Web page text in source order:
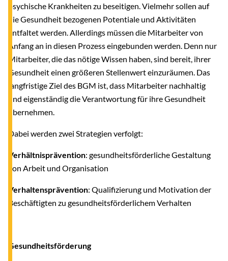
psychische Krankheiten zu beseitigen. Vielmehr sollen auf
die Gesundheit bezogenen Potentiale und Aktivitäten
entfaltetwerden. Allerdings müssen die Mitarbeiter von
Anfang an in diesen Prozess eingebunden werden. Denn nur
Mitarbeiter, die das nötige Wissen haben, sind bereit, ihrer
Gesundheit einen größeren Stellenwert einzuräumen. Das
langfristige Ziel des BGM ist, dass Mitarbeiter nachhaltig
und eigenständig die Verantwortung für ihre Gesundheit
übernehmen.
Dabei werden zwei Strategien verfolgt:
Verhältnisprävention: gesundheitsförderliche Gestaltung
von Arbeit und Organisation
Verhaltensprävention: Qualifizierung und Motivation der
Beschäftigten zu gesundheitsförderlichem Verhalten
Gesundheitsförderung